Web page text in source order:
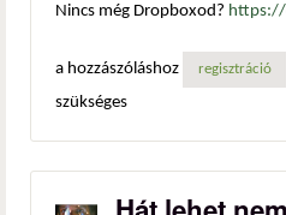
Nincs még Dropboxod?
a hozzászóláshoz
regisztráció
szükséges